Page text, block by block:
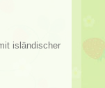
isländischer